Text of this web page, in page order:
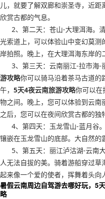
儿，就要了解双廊和崇圣寺，近
欣赏古都的气息。
2、第二天：苍山-大理洱海。
光索道上，可以体验山中变幻莫
岸拍照。晚上，在大理洱海东岸的
3、第三天：云南丽江-拉市海-
游攻略你可以骑马沿着茶马古道的
午， 5天4夜云南旅游攻略你可以在
物之间。晚上，您可以体验到云南
之后，您可以在夜间欣赏古都的独
4、第四天：玉龙雪山-蓝月谷
镶嵌在玉龙雪山的底部。大自然的
5、第五天：丽江泸沽湖-云南
人无法自拔的美。骑着游船穿过
起来像一个爱的使者，挥舞着头向
暑假云南周边自驾游去哪好玩，5
略